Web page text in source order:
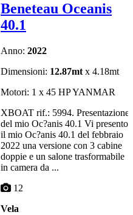
Beneteau Oceanis
40.1
Anno: 2022
Dimensioni: 12.87mt x 4.18mt
Motori: 1 x 45 HP YANMAR
XBOAT rif.: 5994. Presentazione
del mio Oc?anis 40.1 Vi presento
il mio Oc?anis 40.1 del febbraio
2022 una versione con 3 cabine
doppie e un salone trasformabile
in camera da ...
12
Vela